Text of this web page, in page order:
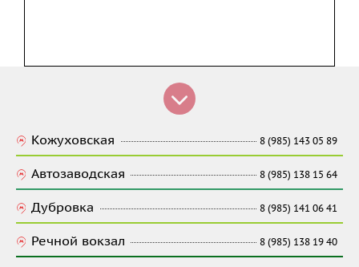
Кожуховская 8 (985) 143 05 89
Автозаводская 8 (985) 138 15 64
Дубровка 8 (985) 141 06 41
Речной вокзал 8 (985) 138 19 40